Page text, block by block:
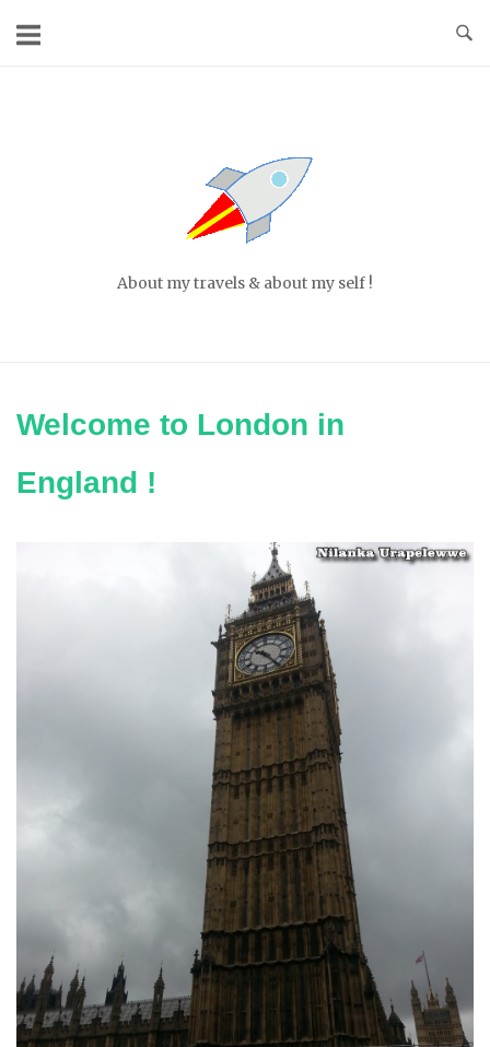
About my travels & about my self !
Welcome to London in
England !